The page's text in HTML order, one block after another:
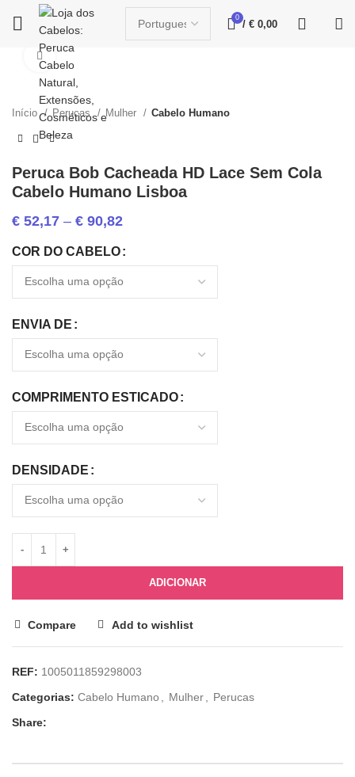
0
/ € 0,00
Início Perucas Mulher Cabelo Humano
Peruca Bob Cacheada HD Lace Sem Cola
Cabelo Humano Lisboa
€ 52,17 – € 90,82
COR DO CABELO
ENVIA DE
COMPRIMENTO ESTICADO
DENSIDADE
ADICIONAR
Compare Add to wishlist
REF: 1005011859298003
Categorias: Cabelo Humano Mulher
Perucas
Share: